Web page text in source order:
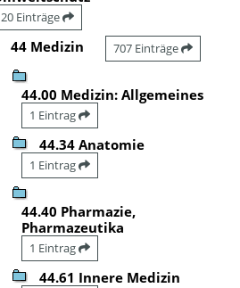
20 Einträge
44 Medizin 707 Einträge
44.00 Medizin: Allgemeines
1 Eintrag
44.34 Anatomie
1 Eintrag
44.40 Pharmazie,
Pharmazeutika
1 Eintrag
44.61 Innere Medizin